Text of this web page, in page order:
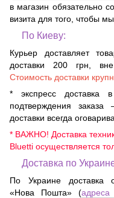
в магазин обязательно
визита для того, чтобы
По Киеву:
Курьер доставляет
доставки 200 грн,
Стоимость доставки
* экспресс доставка
подтверждения
доставки всегда
* ВАЖНО! Доставка
Bluetti осуществляется
Доставка по
По Украине доставка
«Нова Пошта» (адреса